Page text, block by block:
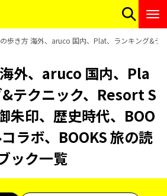
歩き方 海外、aruco 国内、Plat、ランキング&テ
外、aruco 国内、Pla
テクニック、Resort S
朱印、歴史時代、BOO
ラボ、BOOKS 旅の読
ック一覧